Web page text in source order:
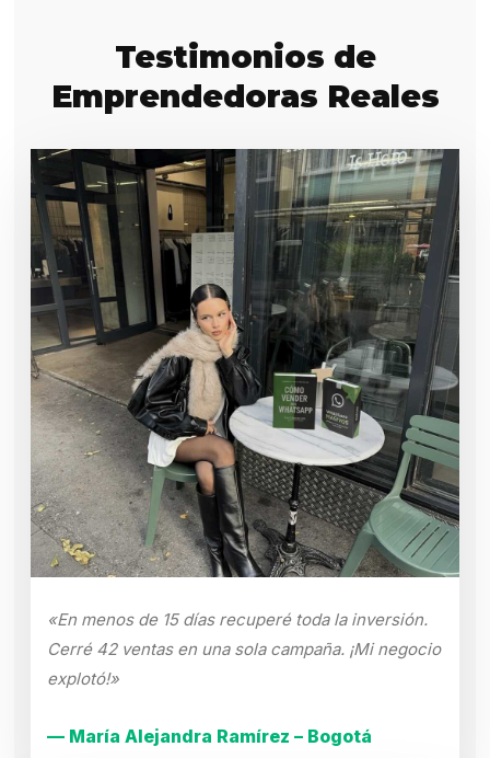
Testimonios de
Emprendedoras Reales
«En menos de 15 días recuperé toda la inversión.
Cerré 42 ventas en una sola campaña. ¡Mi negocio
explotó!»
— María Alejandra Ramírez – Bogotá